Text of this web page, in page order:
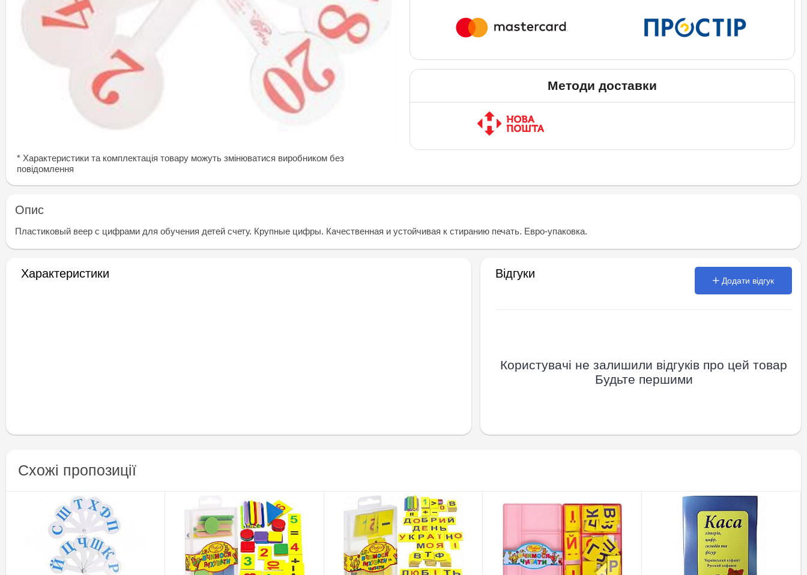
* Характеристики та комплектація товару можуть змінюватися виробником без
повідомлення
Методи доставки
Опис
Пластиковый веер с цифрами для обучения детей счету. Крупные цифры. Качественная и устойчивая к стиранию печать. Евро-упаковка.
Характеристики Відгуки
Додати відгук
Користувачі не залишили відгуків про цей товар
Будьте першими
Схожі пропозиції